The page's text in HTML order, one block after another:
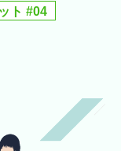
ト #04